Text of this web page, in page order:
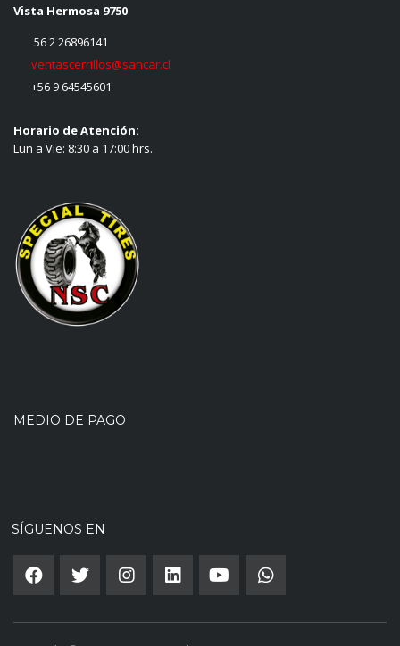
Vista Hermosa 9750
56 2 26896141
ventascerrillos@sancar.cl
+56 9 64545601
Horario de Atención:
Lun a Vie: 8:30 a 17:00 hrs.
MEDIO DE PAGO
SÍGUENOS EN